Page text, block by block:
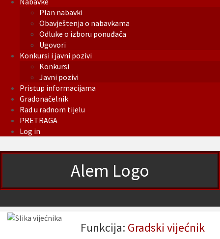
Plan nabavki
Obavještenja o nabavkama
Odluke o izboru ponuđača
Ugovori
Konkursi i javni pozivi
Konkursi
Javni pozivi
Pristup informacijama
Gradonačelnik
Rad u radnom tijelu
PRETRAGA
Log in
Alem Logo
Funkcija: Gradski vijećnik